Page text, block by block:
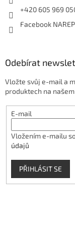
+420 605 969
Facebook
Odebírat
Vložte svůj e-mail a
produktech na
E-mail
Vložením e-mailu
údajů
PŘIHLÁSIT SE